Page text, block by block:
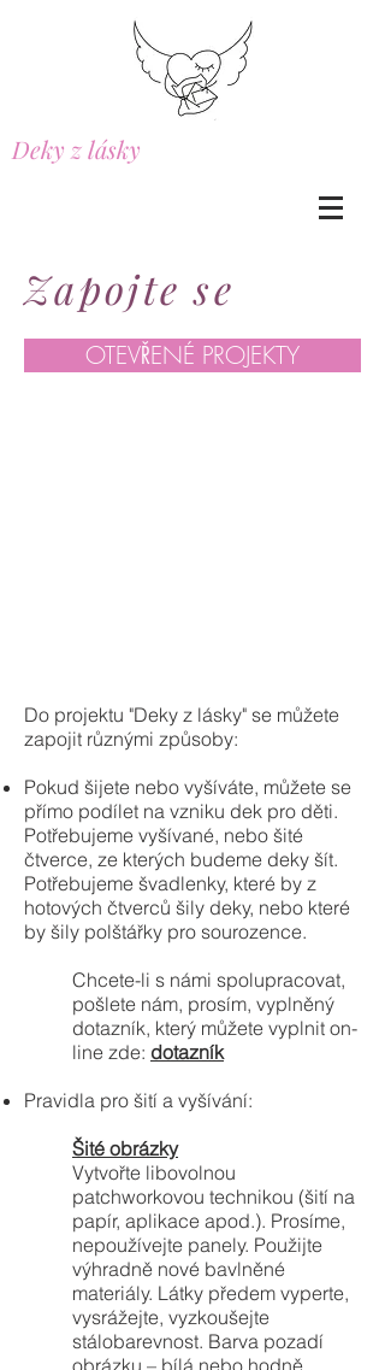
Deky z lásky
Zapojte se
OTEVŘENÉ PROJEKTY
Do projektu "Deky z lásky" se můžete
zapojit různými způsoby:
Pokud šijete nebo vyšíváte, můžete se
přímo podílet na vzniku dek pro děti.
Potřebujeme vyšívané, nebo šité
čtverce, ze kterých budeme deky šít.
Potřebujeme švadlenky, které by z
hotových čtverců šily deky, nebo které
by šily polštářky pro sourozence.
Chcete-li s námi spolupracovat,
pošlete nám, prosím, vyplněný
dotazník, který můžete vyplnit on-
line zde: dotazník
Pravidla pro šití a vyšívání:
Šité obrázky
Vytvořte libovolnou
patchworkovou technikou (šití na
papír, aplikace apod.). Prosíme,
nepoužívejte panely. Použijte
výhradně nové bavlněné
materiály. Látky předem vyperte,
vysrážejte, vyzkoušejte
stálobarevnost. Barva pozadí
obrázku – bílá nebo hodně